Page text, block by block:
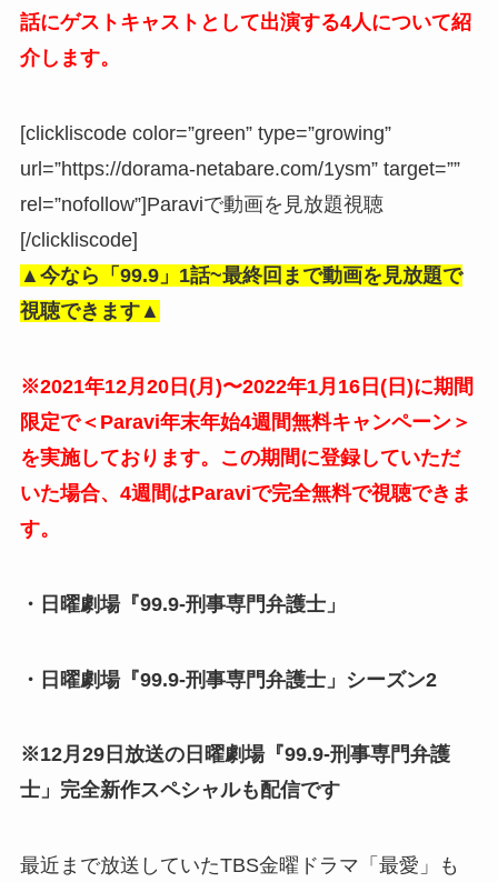
話にゲストキャストとして出演する4人について紹
介します。
[clickliscode color=”green” type=”growing”
url=”https://dorama-netabare.com/1ysm” target=””
rel=”nofollow”]Paraviで動画を見放題視聴
[/clickliscode]
▲今なら「99.9」 1話~最終回まで動画を見放題で
視聴できます▲
※2021年12月20日(月)〜2022年1月16日(日)に期間
限定で＜Paravi年末年始4週間無料キャンペーン＞
を実施しております。この期間に登録していただ
いた場合、4週間はParaviで完全無料で視聴できま
す。
・日曜劇場『99.9-刑事専門弁護士」
・日曜劇場『99.9-刑事専門弁護士」シーズン2
※12月29日放送の日曜劇場『99.9-刑事専門弁護
士」完全新作スペシャルも配信です
最近まで放送していたTBS金曜ドラマ「最愛」も